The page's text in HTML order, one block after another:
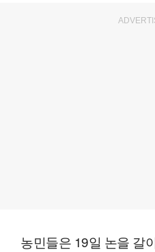
농민들은 19일 논을 갈